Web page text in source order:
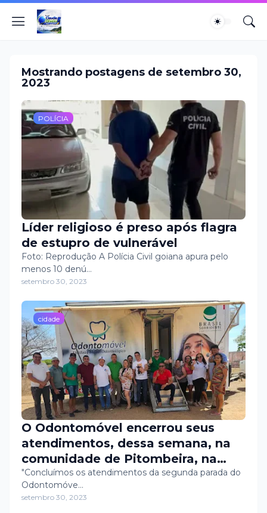
Mostrando postagens de setembro 30,
2023
POLÍCIA
Líder religioso é preso após flagra
de estupro de vulnerável
Foto: Reprodução A Polícia Civil goiana apura pelo
menos 10 denú…
setembro 30, 2023
cidade
O Odontomóvel encerrou seus
atendimentos, dessa semana, na
comunidade de Pitombeira, na
Região da Pedra. O Prefeito Alan
Silveira, ao lado dos secretários
Luciano Moura e Sabino Neto, e do
"Concluímos os atendimentos da segunda parada do
Odontomóve…
setembro 30, 2023